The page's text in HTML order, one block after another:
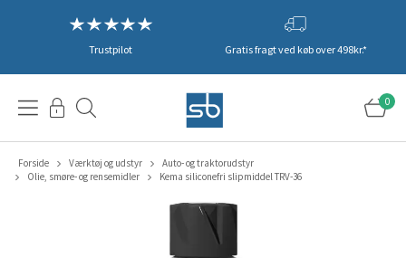
Trustpilot Gratis fragt ved køb over 498kr.*
0
Forside Værktøj og udstyr
Auto- og traktorudstyr
Olie, smøre- og rensemidler
Kema siliconefri slipmiddel TRV-36